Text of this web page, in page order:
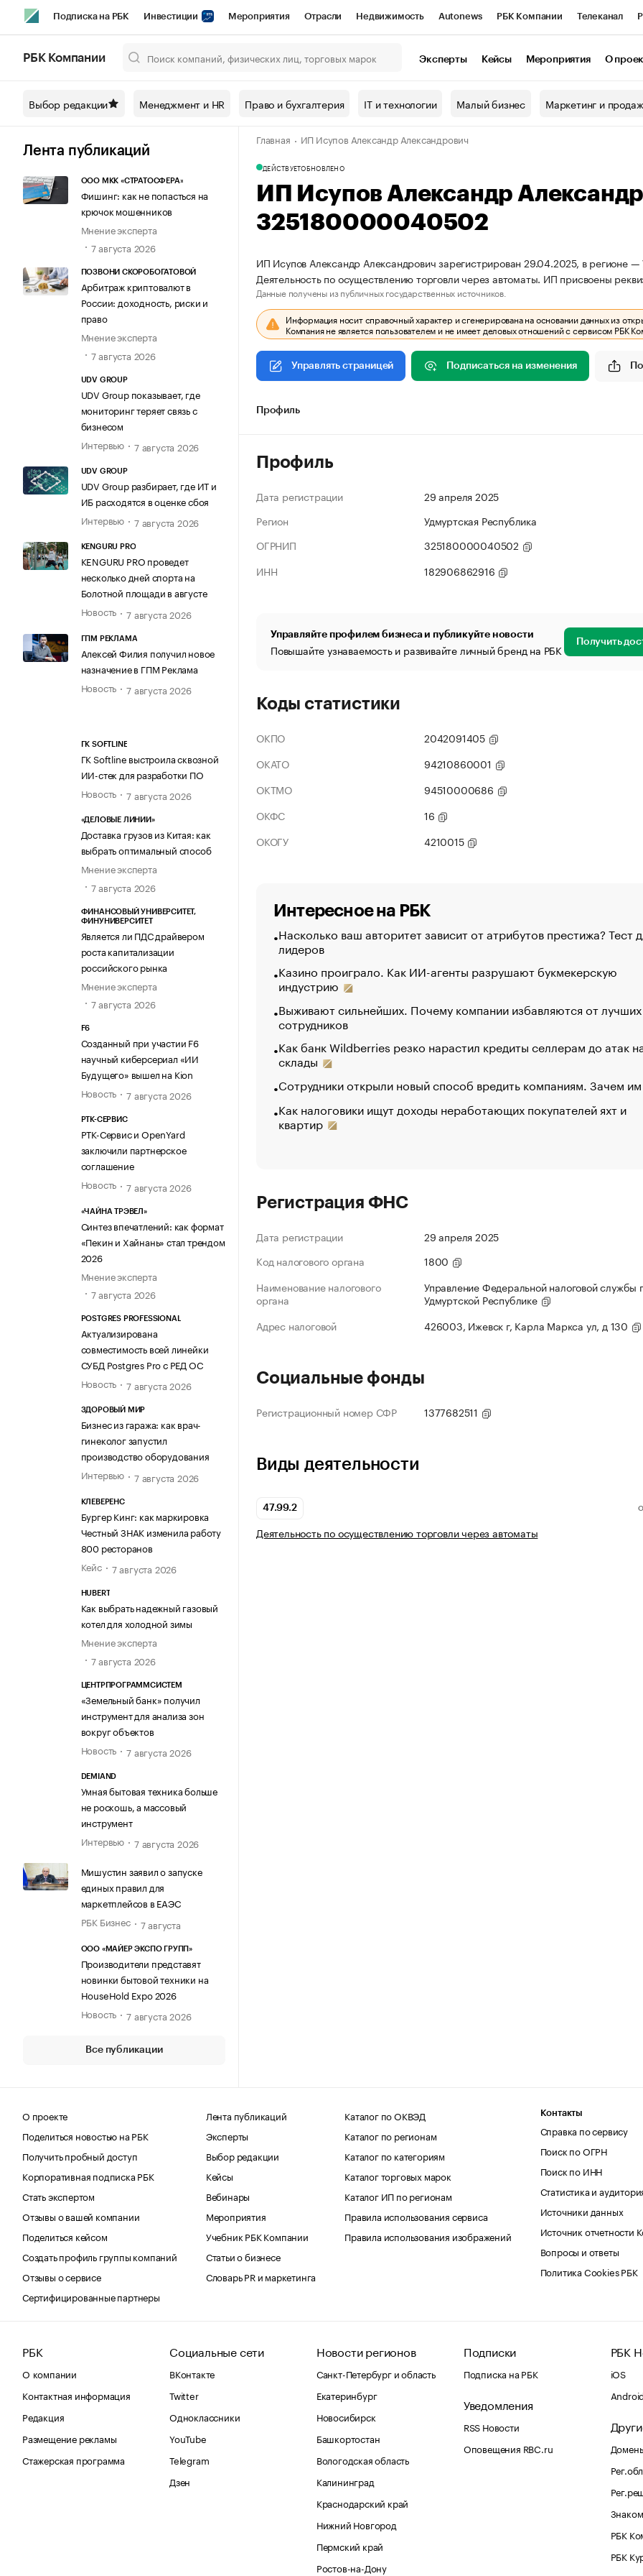
Подписка на РБК Инвестиции Мероприятия Отрасли Недвижимость Autonews РБК Компании Телеканал
Спецпроекты СПб Конференции СПб Спецпроекты Проверка контрагентов
Технологии и медиа Рынок наличной валюты
РБК Компании Эксперты Кейсы Мероприятия О
Выбор редакции Менеджмент и HR Право и бухгалтерия IT и технологии Малый бизнес Маркетинг и
Лента публикаций
ООО МКК «СТРАТОСФЕРА»
Фишинг: как не попасться на
крючок мошенников
Мнение эксперта
7 августа 2026
ПОЗВОНИ СКОРОБОГАТОВОЙ
Арбитраж криптовалют в
России: доходность, риски и
право
Мнение эксперта
7 августа 2026
UDV GROUP
UDV Group показывает, где
мониторинг теряет связь с
бизнесом
Интервью
7 августа 2026
UDV GROUP
UDV Group разбирает, где ИТ и
ИБ расходятся в оценке сбоя
Интервью
7 августа 2026
KENGURU PRO
KENGURU PRO проведет
несколько дней спорта на
Болотной площади в августе
Новость
7 августа 2026
ГПМ РЕКЛАМА
Алексей Филия получил новое
назначение в ГПМ Реклама
Новость
7 августа 2026
ГК SOFTLINE
ГК Softline выстроила сквозной
ИИ-стек для разработки ПО
Новость
7 августа 2026
«ДЕЛОВЫЕ ЛИНИИ»
Доставка грузов из Китая: как
выбрать оптимальный способ
Мнение эксперта
7 августа 2026
ФИНАНСОВЫЙ УНИВЕРСИТЕТ,
ФИНУНИВЕРСИТЕТ
Является ли ПДС драйвером
роста капитализации
российского рынка
Мнение эксперта
7 августа 2026
F6
Созданный при участии F6
научный киберсериал «ИИ
Будущего» вышел на Kion
Новость
7 августа 2026
РТК-СЕРВИС
РТК-Сервис и OpenYard
заключили партнерское
соглашение
Новость
7 августа 2026
«ЧАЙНА ТРЭВЕЛ»
Синтез впечатлений: как формат
«Пекин и Хайнань» стал трендом
2026
Мнение эксперта
7 августа 2026
POSTGRES PROFESSIONAL
Актуализирована
совместимость всей линейки
СУБД Postgres Pro с РЕД ОС
Новость
7 августа 2026
ЗДОРОВЫЙ МИР
Бизнес из гаража: как врач-
гинеколог запустил
производство оборудования
Интервью
7 августа 2026
КЛЕВЕРЕНС
Бургер Кинг: как маркировка
Честный ЗНАК изменила работу
800 ресторанов
Кейс
7 августа 2026
HUBERT
Как выбрать надежный газовый
котел для холодной зимы
Мнение эксперта
7 августа 2026
ЦЕНТРПРОГРАММСИСТЕМ
«Земельный банк» получил
инструмент для анализа зон
вокруг объектов
Новость
7 августа 2026
DEMIAND
Умная бытовая техника больше
не роскошь, а массовый
инструмент
Интервью
7 августа 2026
Мишустин заявил о запуске
единых правил для
маркетплейсов в ЕАЭС
РБК Бизнес
7 августа
ООО «МАЙЕР ЭКСПО ГРУПП»
Производители представят
новинки бытовой техники на
HouseHold Expo 2026
Новость
7 августа 2026
Все публикации
Главная ИП Исупов Александр Александрович
ДЕЙСТВУЕТОБНОВЛЕНО
ИП Исупов Александр
325180000040502
ИП Исупов Александр Александрович зарегистрирован 29.04.2025, в регионе
Деятельность по осуществлению торговли через автоматы. ИП присвоены
Данные получены из публичных государственных источников.
Информация носит справочный характер и сгенерирована на основании данных из
Компания не является пользователем и не имеет деловых отношений с сервисом РБК
Управлять страницей Подписаться на изменения
Профиль
Профиль
Дата регистрации
29 апреля 2025
Регион
Удмуртская Республика
ОГРНИП
325180000040502
ИНН
182906862916
Управляйте профилем бизнеса и публикуйте новости
Повышайте узнаваемость и развивайте личный бренд на РБК Получить
Коды статистики
ОКПО
2042091405
ОКАТО
94210860001
ОКТМО
94510000686
ОКФС
16
ОКОГУ
4210015
Интересное на РБК
Насколько ваш авторитет зависит от атрибутов престижа? Тест
лидеров
Казино проиграло. Как ИИ-агенты разрушают букмекерскую
индустрию
Выживают сильнейших. Почему компании избавляются от лучших
сотрудников
Как банк Wildberries резко нарастил кредиты селлерам до атак
склады
Сотрудники открыли новый способ вредить компаниям. Зачем
Как налоговики ищут доходы неработающих покупателей яхт и
квартир
Регистрация ФНС
Дата регистрации
29 апреля 2025
Код налогового органа
1800
Наименование налогового
органа
Управление Федеральной налоговой службы
Удмуртской Республике
Адрес налоговой
426003, Ижевск г, Карла Маркса ул, д 130
Социальные фонды
Регистрационный номер СФР 1377682511
Виды деятельности
47.99.2
Деятельность по осуществлению торговли через автоматы
О проекте
Поделиться новостью на РБК
Получить пробный доступ
Корпоративная подписка РБК
Стать экспертом
Отзывы о вашей компании
Поделиться кейсом
Создать профиль группы компаний
Отзывы о сервисе
Сертифицированные партнеры
Лента публикаций
Эксперты
Выбор редакции
Кейсы
Вебинары
Мероприятия
Учебник РБК Компании
Статьи о бизнесе
Словарь PR и маркетинга
Каталог по ОКВЭД
Каталог по регионам
Каталог по категориям
Каталог торговых марок
Каталог ИП по регионам
Правила использования сервиса
Правила использования изображений
Контакты
Справка по сервису
Поиск по ОГРН
Поиск по ИНН
Статистика и
Источники данных
Источник отчетности
Вопросы и ответы
Политика Cookies РБК
РБК
О компании
Контактная информация
Редакция
Размещение рекламы
Стажерская программа
Социальные сети
ВКонтакте
Twitter
Одноклассники
YouTube
Telegram
Дзен
Новости регионов
Санкт-Петербург и область
Екатеринбург
Новосибирск
Башкортостан
Вологодская область
Калининград
Краснодарский край
Нижний Новгород
Пермский край
Ростов-на-Дону
Подписки
Подписка на РБК
Уведомления
RSS Новости
Оповещения RBC.ru
РБК
iOS
РБК
РБК